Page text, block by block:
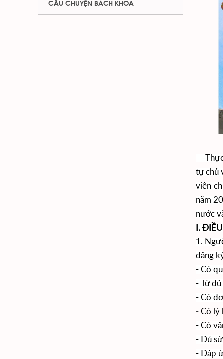
Thực
tự chủ
viên
năm
nước
I.
1.
đăng
-Có
-Từ
-Có
-Có lý
-Có
-Đủ
-Đáp
CÂU CHUYỆN BÁCH KHOA